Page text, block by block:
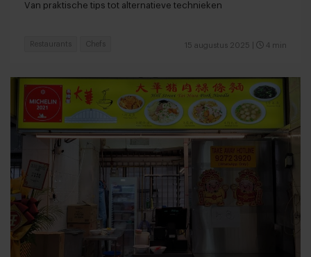
Van praktische tips tot alternatieve technieken
15 augustus 2025 4 min
Restaurants Chefs